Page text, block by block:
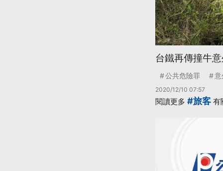
台鐵再傳撞牛
公共危險罪 意
2020/12/10 07:57
閱讀更多 #旅客 有